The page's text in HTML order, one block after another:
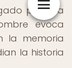
perdura
evoca
la memoria
la historia